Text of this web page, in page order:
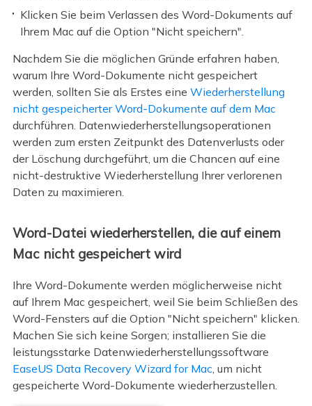
Klicken Sie beim Verlassen des Word-Dokuments auf
Ihrem Mac auf die Option "Nicht speichern".
Nachdem Sie die möglichen Gründe erfahren haben,
warum Ihre Word-Dokumente nicht gespeichert
werden, sollten Sie als Erstes eine Wiederherstellung
nicht gespeicherter Word-Dokumente auf dem Mac
durchführen. Datenwiederherstellungsoperationen
werden zum ersten Zeitpunkt des Datenverlusts oder
der Löschung durchgeführt, um die Chancen auf eine
nicht-destruktive Wiederherstellung Ihrer verlorenen
Daten zu maximieren.
Word-Datei wiederherstellen, die auf einem
Mac nicht gespeichert wird
Ihre Word-Dokumente werden möglicherweise nicht
auf Ihrem Mac gespeichert, weil Sie beim Schließen des
Word-Fensters auf die Option "Nicht speichern" klicken.
Machen Sie sich keine Sorgen; installieren Sie die
leistungsstarke Datenwiederherstellungssoftware
EaseUS Data Recovery Wizard for Mac, um nicht
gespeicherte Word-Dokumente wiederherzustellen.